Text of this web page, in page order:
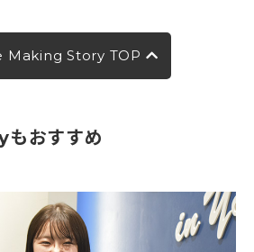
Making Story TOP
おすすめ